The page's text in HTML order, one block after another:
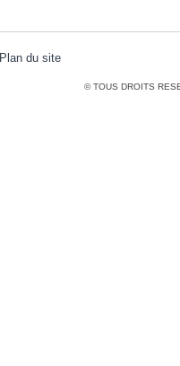
Plan du site
© TOUS DROITS